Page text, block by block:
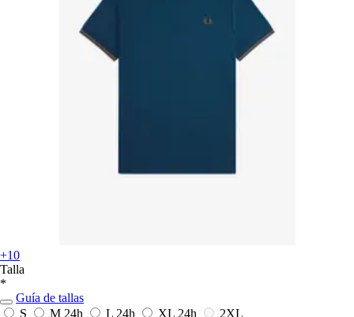
+10
Talla
*
Guía de tallas
S
M 24h L 24h XL 24h
2XL